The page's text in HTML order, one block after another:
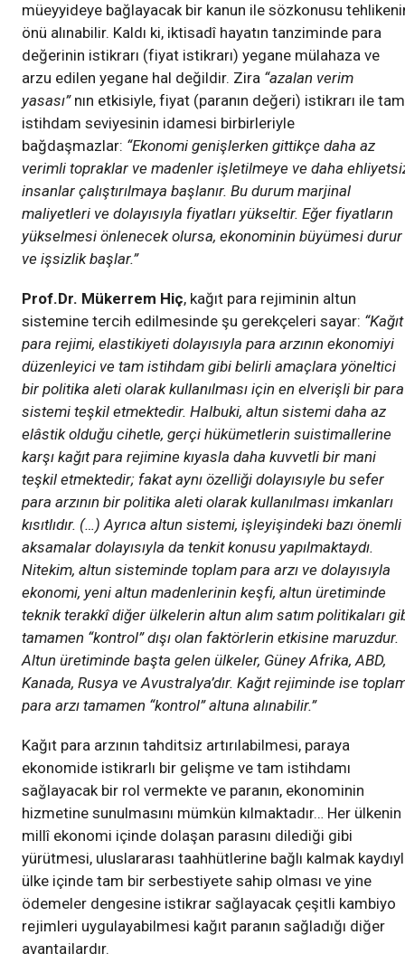
müeyyideye bağlayacak bir kanun ile sözkonusu
önü alınabilir. Kaldı ki, iktisadî hayatın tanziminde para
değerinin istikrarı (fiyat istikrarı) yegane mülahaza ve
arzu edilen yegane hal değildir. Zira “azalan verim
yasası”nın etkisiyle, fiyat (paranın değeri) istikrarı ile tam
istihdam seviyesinin idamesi birbirleriyle
bağdaşmazlar: “Ekonomi genişlerken gittikçe daha az
verimli topraklar ve madenler işletilmeye ve daha
insanlar çalıştırılmaya başlanır. Bu durum marjinal
maliyetleri ve dolayısıyla fiyatları yükseltir. Eğer fiyatların
yükselmesi önlenecek olursa, ekonominin büyümesi durur
ve işsizlik başlar.”
Prof.Dr. Mükerrem Hiç, kağıt para rejiminin altun
sistemine tercih edilmesinde şu gerekçeleri sayar: “Kağıt
para rejimi, elastikiyeti dolayısıyla para arzının ekonomiyi
düzenleyici ve tam istihdam gibi belirli amaçlara yöneltici
bir politika aleti olarak kullanılması için en elverişli bir para
sistemi teşkil etmektedir. Halbuki, altun sistemi daha az
elâstik olduğu cihetle, gerçi hükümetlerin suistimallerine
karşı kağıt para rejimine kıyasla daha kuvvetli bir mani
teşkil etmektedir; fakat aynı özelliği dolayısıyle bu sefer
para arzının bir politika aleti olarak kullanılması imkanları
kısıtlıdır. (…) Ayrıca altun sistemi, işleyişindeki bazı önemli
aksamalar dolayısıyla da tenkit konusu yapılmaktaydı.
Nitekim, altun sisteminde toplam para arzı ve dolayısıyla
ekonomi, yeni altun madenlerinin keşfi, altun üretiminde
teknik terakkî diğer ülkelerin altun alım satım politikaları
tamamen “kontrol” dışı olan faktörlerin etkisine maruzdur.
Altun üretiminde başta gelen ülkeler, Güney Afrika, ABD,
Kanada, Rusya ve Avustralya’dır. Kağıt rejiminde ise
para arzı tamamen “kontrol” altuna alınabilir.”
Kağıt para arzının tahditsiz artırılabilmesi, paraya
ekonomide istikrarlı bir gelişme ve tam istihdamı
sağlayacak bir rol vermekte ve paranın, ekonominin
hizmetine sunulmasını mümkün kılmaktadır… Her ülkenin
millî ekonomi içinde dolaşan parasını dilediği gibi
yürütmesi, uluslararası taahhütlerine bağlı kalmak
ülke içinde tam bir serbestiyete sahip olması ve yine
ödemeler dengesine istikrar sağlayacak çeşitli kambiyo
rejimleri uygulayabilmesi kağıt paranın sağladığı diğer
avantajlardır.